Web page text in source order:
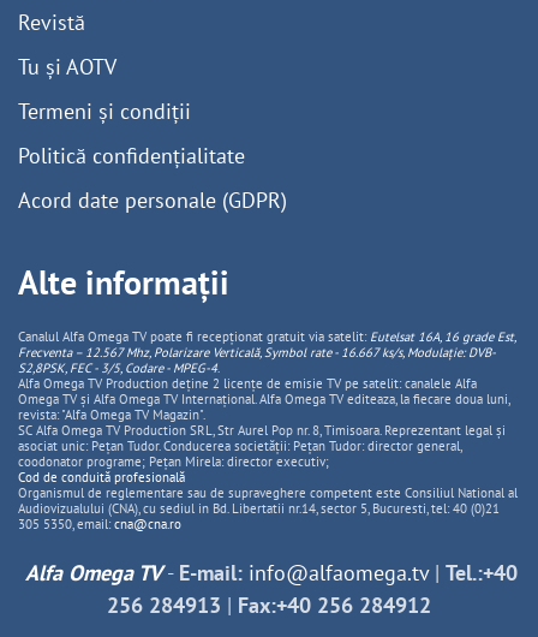
Revistă
Tu și AOTV
Termeni și condiții
Politică confidențialitate
Acord date personale (GDPR)
Alte informații
Canalul Alfa Omega TV poate fi recepționat gratuit via satelit: Eutelsat 16A, 16 grade Est,
Frecventa – 12.567 Mhz, PolarizareVerticală, Symbol rate - 16.667 ks/s, Modulație: DVB-
S2,8PSK, FEC - 3/5, Codare - MPEG-4.
Alfa Omega TV Production deține 2 licențe de emisie TV pe satelit: canalele Alfa
Omega TV și Alfa Omega TV Internațional. Alfa Omega TV editeaza, la fiecare doua luni,
revista: "Alfa Omega TV Magazin".
SC Alfa Omega TV Production SRL, Str Aurel Pop nr. 8, Timisoara. Reprezentant legal și
asociat unic: Pețan Tudor. Conducerea societății: Pețan Tudor: director general,
coodonator programe; Pețan Mirela: director executiv;
Cod de conduită profesională
Organismul de reglementare sau de supraveghere competent este Consiliul National al
Audiovizualului (CNA), cu sediul in Bd. Libertatii nr.14, sector 5, Bucuresti, tel: 40 (0)21
305 5350, email: cna@cna.ro
Alfa Omega TV- E-mail: info@alfaomega.tv| Tel.:+40
256 284913 | Fax:+40 256 284912